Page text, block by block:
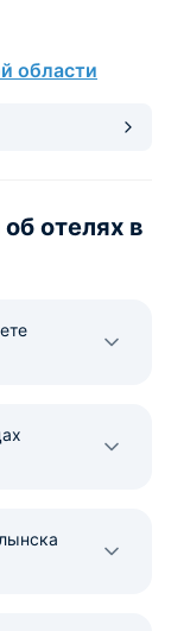
области
отелях в